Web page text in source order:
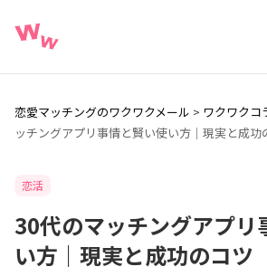
恋愛マッチングのワクワクメール > ワクワクコ
ッチングアプリ事情と賢い使い方｜現実と成功
恋活
30代のマッチングアプリ
い方｜現実と成功のコツ